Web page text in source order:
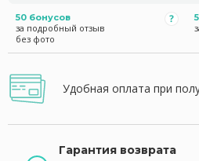
50 бонусов
за подробный отзыв
без фото
Удобная оплата при
Гарантия возврата